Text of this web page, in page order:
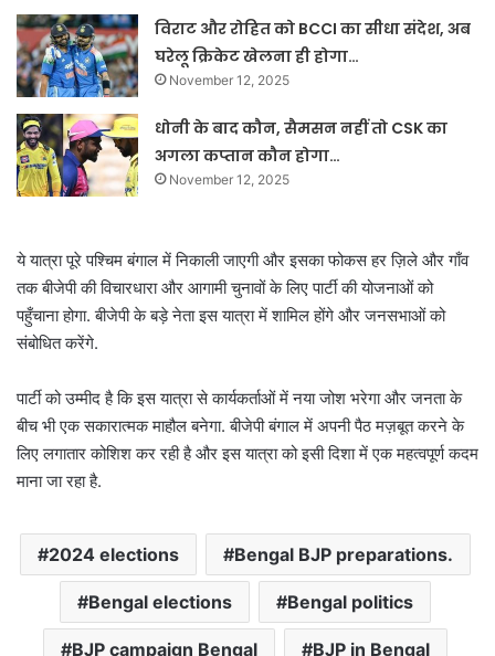
विराट और रोहित को BCCI का सीधा संदेश, अब
घरेलू क्रिकेट खेलना ही होगा…
November 12, 2025
धोनी के बाद कौन, सैमसन नहीं तो CSK का
अगला कप्तान कौन होगा…
November 12, 2025
ये यात्रा पूरे पश्चिम बंगाल में निकाली जाएगी और इसका फोकस हर ज़िले और गाँव
तक बीजेपी की विचारधारा और आगामी चुनावों के लिए पार्टी की योजनाओं को
पहुँचाना होगा. बीजेपी के बड़े नेता इस यात्रा में शामिल होंगे और जनसभाओं को
संबोधित करेंगे.
पार्टी को उम्मीद है कि इस यात्रा से कार्यकर्ताओं में नया जोश भरेगा और जनता के
बीच भी एक सकारात्मक माहौल बनेगा. बीजेपी बंगाल में अपनी पैठ मज़बूत करने के
लिए लगातार कोशिश कर रही है और इस यात्रा को इसी दिशा में एक महत्वपूर्ण कदम
माना जा रहा है.
2024 elections Bengal BJP preparations.
Bengal elections Bengal politics
BJP campaign Bengal BJP in Bengal